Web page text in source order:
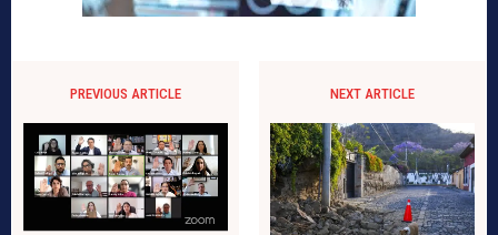
PREVIOUS ARTICLE NEXT ARTICLE